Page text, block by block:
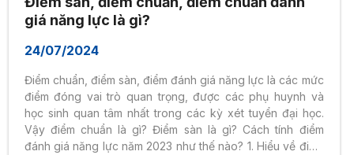
giá năng lực là gì?
24/07/2024
Điểm chuẩn, điểm sàn, điểm đánh giá năng lực là các mức
điểm đóng vai trò quan trọng, được các phụ huynh và
học sinh quan tâm nhất trong các kỳ xét tuyển đại học.
Vậy điểm chuẩn là gì? Điểm sàn là gì? Cách tính điểm
đánh giá năng lực năm 2023 như thế nào? 1. Hiểu về điểm